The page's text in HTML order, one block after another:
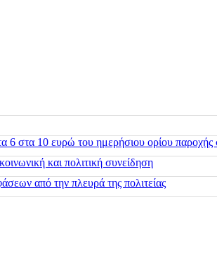
6 στα 10 ευρώ του ημερήσιου ορίου παροχής
και πολιτική συνείδηση
από την πλευρά της πολιτείας